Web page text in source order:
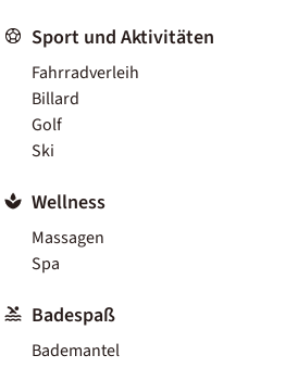
Sport und Aktivitäten
Fahrradverleih
Billard
Golf
Ski
Wellness
Massagen
Spa
Badespaß
Bademantel